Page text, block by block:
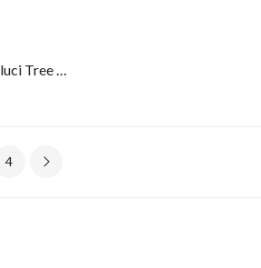
Pulseira Nomination Milleluci Tree Life Prateada 028003 017
4